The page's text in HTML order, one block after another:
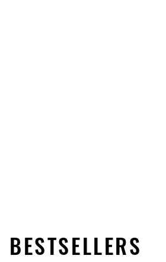
BESTSELLERS